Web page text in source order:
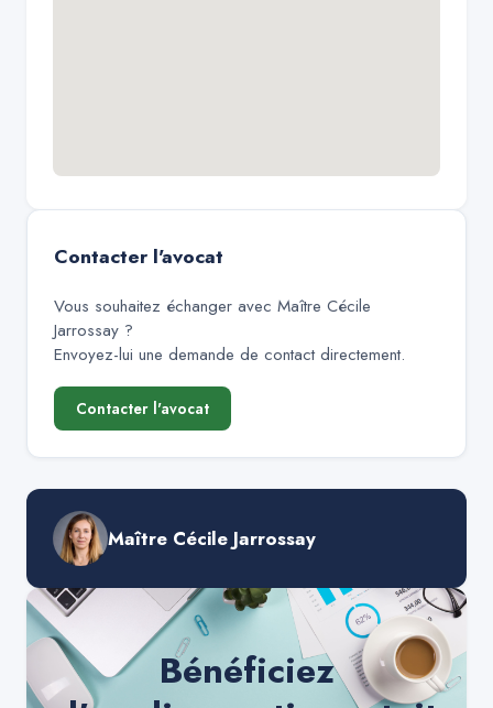
Contacter l'avocat
Vous souhaitez échanger avec Maître Cécile
Jarrossay ?
Envoyez-lui une demande de contact directement.
Contacter l'avocat
Maître Cécile Jarrossay
Bénéficiez